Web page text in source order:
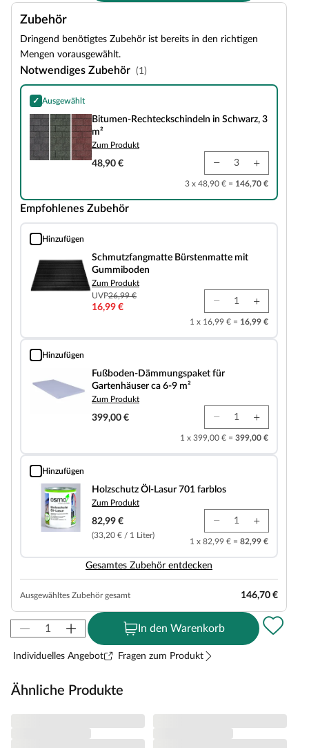
Zubehör
Dringend benötigtes Zubehör ist bereits in den richtigen
Mengen vorausgewählt.
Notwendiges Zubehör (1)
✓ Ausgewählt
Bitumen-Rechteckschindeln in Schwarz, 3 m²
Bitumen-Rechteckschindeln in Schwarz, 3
m²
Zum Produkt
48,90 €
3 x 48,90 € = 146,70 €
Empfohlenes Zubehör
Hinzufügen
Schmutzfangmatte Bürstenmatte mit Gummiboden
Schmutzfangmatte Bürstenmatte mit
Gummiboden
Zum Produkt
UVP26,99 €
16,99 €
1 x 16,99 € = 16,99 €
Hinzufügen
Fußboden-Dämmungspaket für Gartenhäuser ca 6-9 m²
Fußboden-Dämmungspaket für
Gartenhäuser ca 6-9 m²
Zum Produkt
399,00 €
1 x 399,00 € = 399,00 €
Hinzufügen
Holzschutz Öl-Lasur 701 farblos
Holzschutz Öl-Lasur 701 farblos
Zum Produkt
82,99 €
(33,20 € / 1 Liter)
1 x 82,99 € = 82,99 €
Gesamtes Zubehör entdecken
Ausgewähltes Zubehör gesamt 146,70 €
In den Warenkorb
Individuelles Angebot Fragen zum Produkt
Ähnliche Produkte